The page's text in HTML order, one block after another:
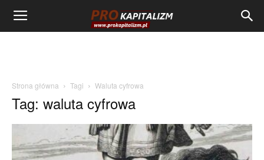
Strona główna Tagi Waluta cyfrowa
Tag: waluta cyfrowa